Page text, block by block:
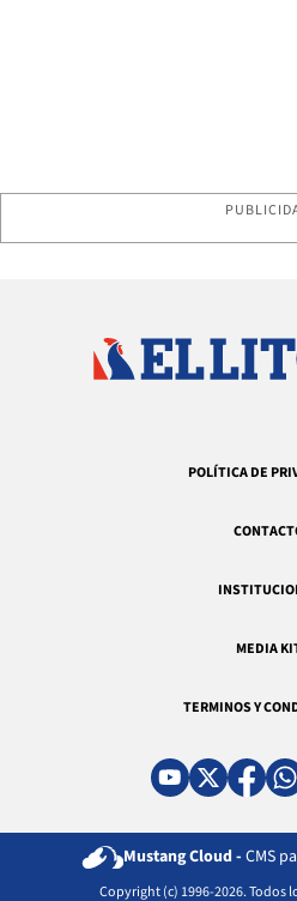
POLÍTICA DE
MEDIA
TERMINOS Y
Mustang Cloud - CMS
Copyright (c) 1996-2026. Todos